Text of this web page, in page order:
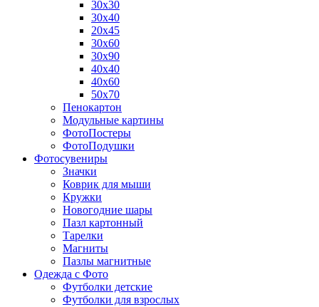
30х30
30х40
20х45
30х60
30х90
40х40
40х60
50х70
Пенокартон
Модульные картины
ФотоПостеры
ФотоПодушки
Фотоcувениры
Значки
Коврик для мыши
Кружки
Новогодние шары
Пазл картонный
Тарелки
Магниты
Пазлы магнитные
Одежда с Фото
Футболки детские
Футболки для взрослых